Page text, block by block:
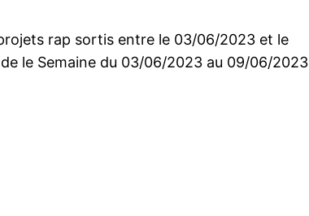
rap sortis entre le 03/06/2023 et le
le Semaine du 03/06/2023 au 09/06/2023